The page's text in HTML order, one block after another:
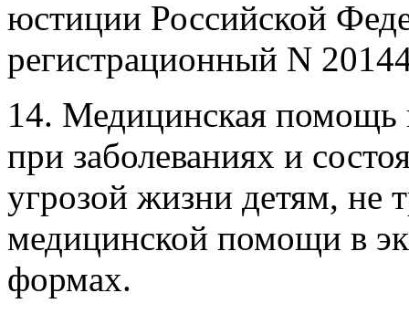
юстиции Российской
регистрационный N
14. Медицинская помощь
при заболеваниях и
угрозой жизни детям, не
медицинской помощи в
формах.